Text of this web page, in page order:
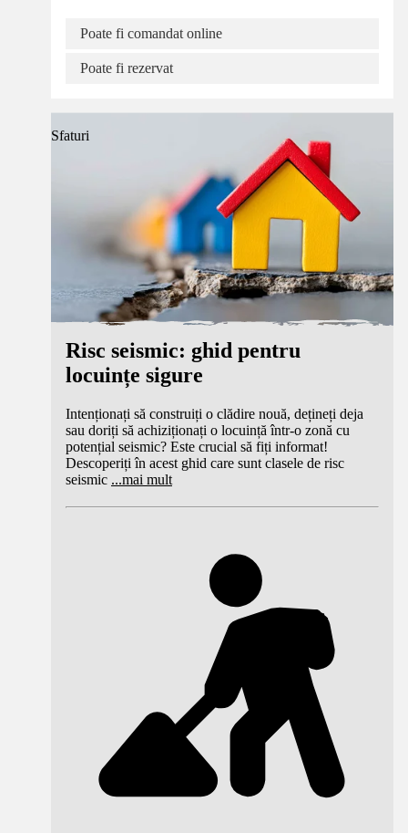
Poate fi comandat online
Poate fi rezervat
Sfaturi
Risc seismic: ghid pentru
locuințe sigure
Intenționați să construiți o clădire nouă, dețineți deja
sau doriți să achiziționați o locuință într-o zonă cu
potențial seismic? Este crucial să fiți informat!
Descoperiți în acest ghid care sunt clasele de risc
seismic ...mai mult